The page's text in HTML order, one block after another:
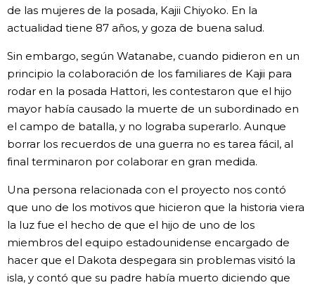
de las mujeres de la posada, Kajii Chiyoko. En la
actualidad tiene 87 años, y goza de buena salud.
Sin embargo, según Watanabe, cuando pidieron en un
principio la colaboración de los familiares de Kajii para
rodar en la posada Hattori, les contestaron que el hijo
mayor había causado la muerte de un subordinado en
el campo de batalla, y no lograba superarlo. Aunque
borrar los recuerdos de una guerra no es tarea fácil, al
final terminaron por colaborar en gran medida.
Una persona relacionada con el proyecto nos contó
que uno de los motivos que hicieron que la historia viera
la luz fue el hecho de que el hijo de uno de los
miembros del equipo estadounidense encargado de
hacer que el Dakota despegara sin problemas visitó la
isla, y contó que su padre había muerto diciendo que